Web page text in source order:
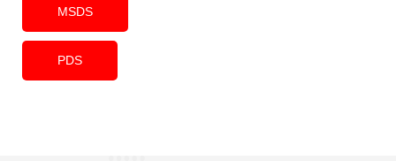
MSDS
PDS